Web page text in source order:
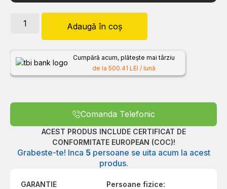
Adaugă în coș
Cumpără acum, plătește mai târziu
de la 500.41 LEI / lună
Comanda Telefonic
ACEST PRODUS INCLUDE CERTIFICAT DE
CONFORMITATE EUROPEAN (COC)!
Grabeste-te! Inca 5 persoane se uita acum la acest
produs.
GARANTIE
Persoane fizice: